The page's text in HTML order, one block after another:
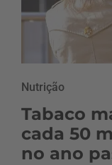
Nutrição
Tabaco
cada 50
no ano